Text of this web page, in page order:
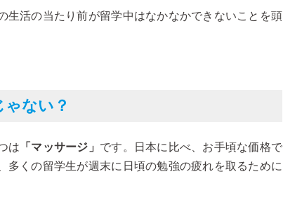
生活の当たり前が留学中はなかなかできないことを頭
ない？
は 「マッサージ」 です。日本に比べ、お手頃な価格で
多くの留学生が週末に日頃の勉強の疲れを取るために